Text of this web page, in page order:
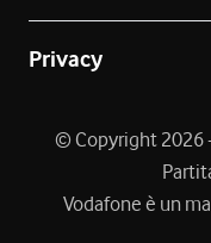
Privacy
© Copyright 2026 -
Vodafone è un